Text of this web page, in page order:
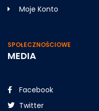
Moje Konto
SPOŁECZNOŚCIOWE
MEDIA
Facebook
Twitter